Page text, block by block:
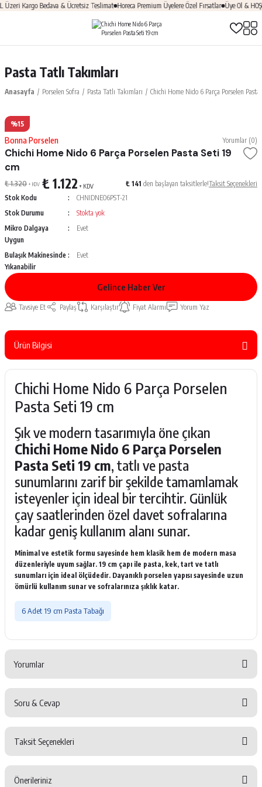
Kargo Bedava & Ücretsiz Teslimat Horeca Premium Üyelere Özel Fırsatlar Üye Ol &
Pasta Tatlı Takımları
Anasayfa Porselen Sofra Pasta Tatlı Takımları Chichi Home Nido 6 Parça Porselen Pasta
%15
Bonna Porselen Yorumlar (0)
Chichi Home Nido 6 Parça Porselen Pasta Seti 19
cm
₺ 1.320 + KDV ₺ 1.122 + KDV ₺ 141 den başlayan taksitlerle!Taksit Seçenekleri
Stok Kodu
CHNIDNEO6PST-21
Stok Durumu
Stokta yok
Mikro Dalgaya
Uygun
Evet
Bulaşık Makinesinde
Yıkanabilir
Evet
Gelince Haber Ver
Tavsiye Et Paylaş Karşılaştır Fiyat Alarmı Yorum Yaz
Ürün Bilgisi
Chichi Home Nido 6 Parça Porselen
Pasta Seti 19 cm
Şık ve modern tasarımıyla öne çıkan
Chichi Home Nido 6 Parça Porselen
Pasta Seti 19 cm, tatlı ve pasta
sunumlarını zarif bir şekilde tamamlamak
isteyenler için ideal bir tercihtir. Günlük
çay saatlerinden özel davet sofralarına
kadar geniş kullanım alanı sunar.
Minimal ve estetik formu sayesinde hem klasik hem de modern masa
düzenleriyle uyum sağlar. 19 cm çapı ile pasta, kek, tart ve tatlı
sunumları için ideal ölçüdedir. Dayanıklı porselen yapısı sayesinde uzun
ömürlü kullanım sunar ve sofralarınıza şıklık katar.
6 Adet 19 cm Pasta Tabağı
Yorumlar
Yorum Yaz
Soru & Cevap
Taksit Seçenekleri
Önerileriniz